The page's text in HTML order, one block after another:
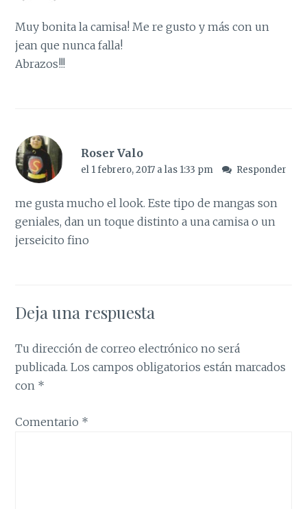
Muy bonita la camisa! Me re gusto y más con un
jean que nunca falla!
Abrazos!!!
Roser Valo
el 1 febrero, 2017 a las 1:33 pm Responder
me gusta mucho el look. Este tipo de mangas son
geniales, dan un toque distinto a una camisa o un
jerseicito fino
Deja una respuesta
Tu dirección de correo electrónico no será
publicada. Los campos obligatorios están marcados
con *
Comentario *